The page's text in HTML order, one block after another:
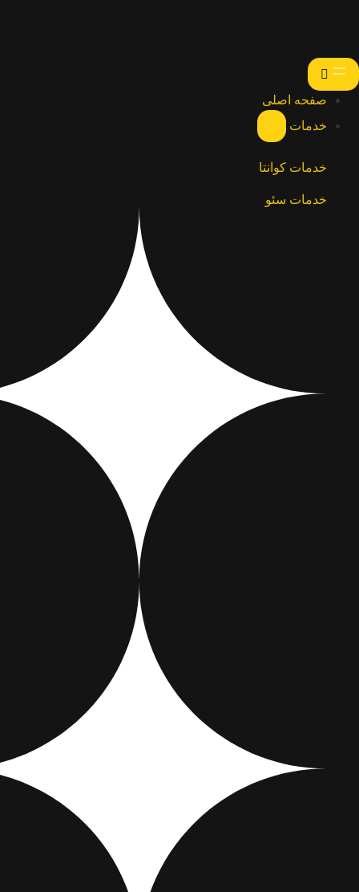
صفحه اصلی
خدمات
خدمات کوانتا
خدمات سئو